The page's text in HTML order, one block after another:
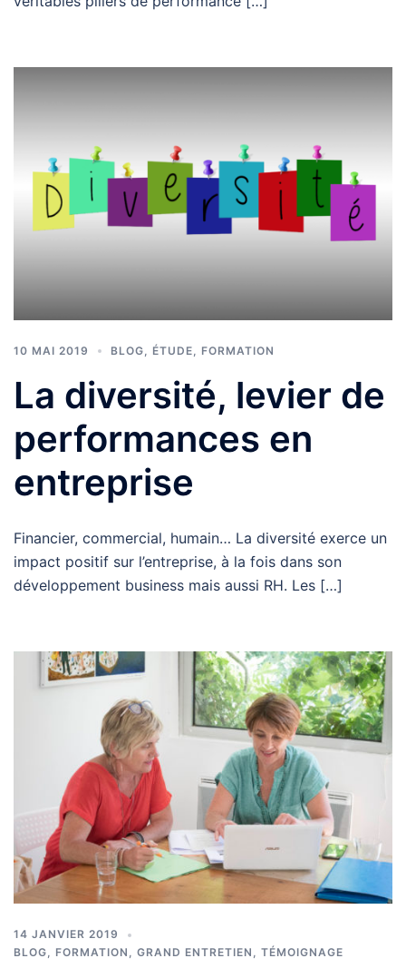
10 MAI 2019 BLOG ÉTUDE FORMATION
La diversité, levier de
performances en
entreprise
Financier, commercial, humain… La diversité exerce un
impact positif sur l’entreprise, à la fois dans son
développement business mais aussi RH. Les […]
14 JANVIER 2019
BLOG, FORMATION , GRAND ENTRETIEN , TÉMOIGNAGE